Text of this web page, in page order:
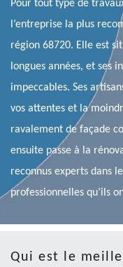
Pour tout type de
l’entreprise la plus
région 68720. Elle est
longues années, et ses
impeccables. Ses
vos attentes et la
ravalement de façade
ensuite passe à la
reconnus experts dans
professionnelles qu’ils
Qui est le